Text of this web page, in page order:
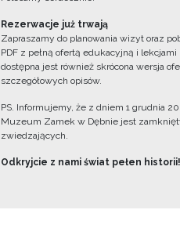
Rezerwacje już trwają
Zapraszamy do planowania wizyt oraz
PDF z pełną ofertą edukacyjną i
dostępna jest również skrócona wersja
szczegółowych opisów.
PS. Informujemy, że z dniem 1 grudnia
Muzeum Zamek w Dębnie jest
zwiedzających.
Odkryjcie z nami świat pełen historii!